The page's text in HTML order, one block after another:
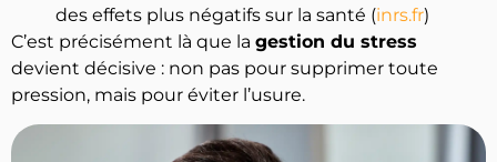
des effets plus négatifs sur la santé (inrs.fr)
C’est précisément là que la gestion du stress
devient décisive : non pas pour supprimer toute
pression, mais pour éviter l’usure.